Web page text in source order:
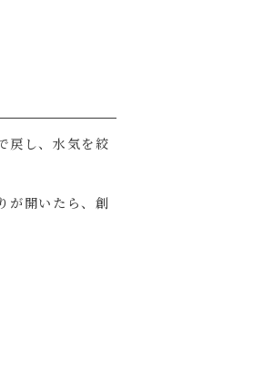
戻し、水気を絞
が開いたら、創